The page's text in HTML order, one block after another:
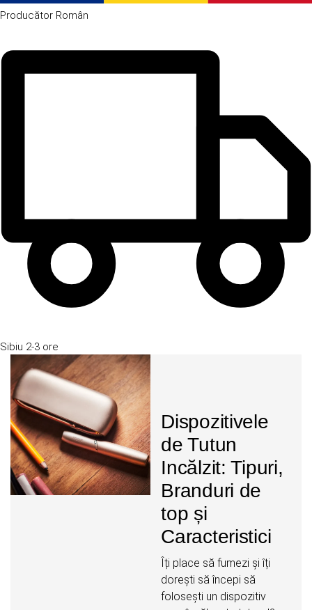
Producător Român
Sibiu 2-3 ore
Dispozitivele
de Tutun
Incălzit: Tipuri,
Branduri de
top și
Caracteristici
Îți place să fumezi și îți
dorești să începi să
folosești un dispozitiv